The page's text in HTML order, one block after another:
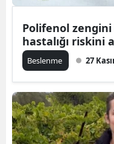
Polifenol
hastalığı riskini
Beslenme 27